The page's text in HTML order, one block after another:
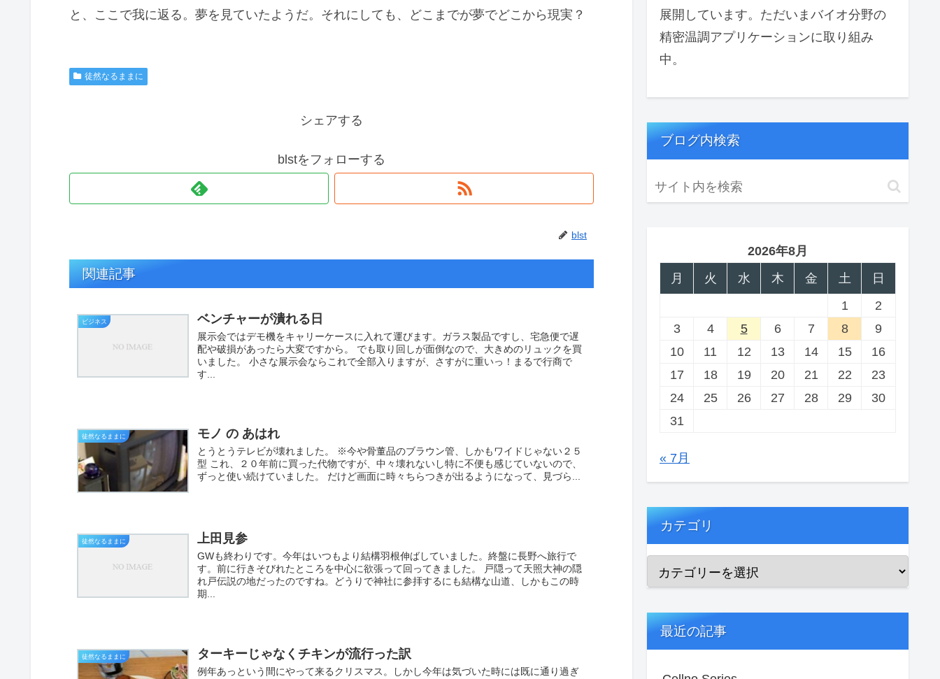
と、ここで我に返る。夢を見ていたようだ。それにしても、どこまでが夢でどこから現実？
徒然なるままに
シェアする
blstをフォローする
blst
関連記事
ビジネス ベンチャーが潰れる日
展示会ではデモ機をキャリーケースに入れて運びます。ガラス製品ですし、宅急便で遅
配や破損があったら大変ですから。 でも取り回しが面倒なので、大きめのリュックを買
いました。 小さな展示会ならこれで全部入りますが、さすがに重いっ！まるで行商で
す...
徒然なるままに モノ の あはれ
とうとうテレビが壊れました。 ※今や骨董品のブラウン管、しかもワイドじゃない２５
型 これ、２０年前に買った代物ですが、中々壊れないし特に不便も感じていないので、
ずっと使い続けていました。 だけど画面に時々ちらつきが出るようになって、見づら...
徒然なるままに 上田見参
GWも終わりです。今年はいつもより結構羽根伸ばしていました。終盤に長野へ旅行で
す。前に行きそびれたところを中心に欲張って回ってきました。 戸隠って天照大神の隠
れ戸伝説の地だったのですね。どうりで神社に参拝するにも結構な山道、しかもこの時
期...
徒然なるままに ターキーじゃなくチキンが流行った訳
例年あっという間にやって来るクリスマス。しかし今年は気づいた時には既に通り過ぎ
展開しています。ただいまバイオ分野の
精密温調アプリケーションに取り組み
中。
ブログ内検索
2026年8月
月
火 水 木 金 土
日
1
2
3
4 5 6 7 8
9
10
11 12 13 14 15
16
17
18 19 20 21 22
23
24
25 26 27 28 29
30
31
« 7月
カテゴリ
最近の記事